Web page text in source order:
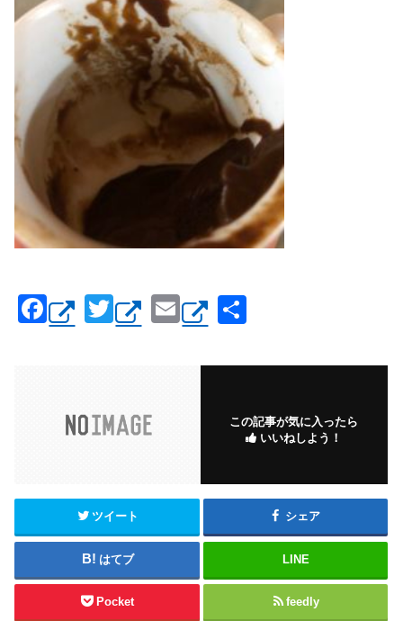
F
a
T
wi
E
m
ail
この記事が気に入ったら
いいねしよう！
ツイート シェア
はてブ LINE
Pocket feedly